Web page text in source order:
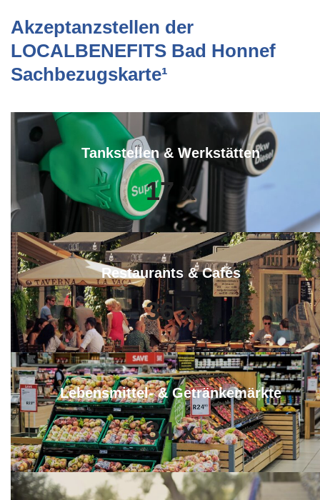
Akzeptanzstellen der
LOCALBENEFITS Bad Honnef
Sachbezugskarte¹
Tankstellen & Werkstätten
17 x
Restaurants & Cafés
36 x
Lebensmittel- & Getränkemärkte
34 x